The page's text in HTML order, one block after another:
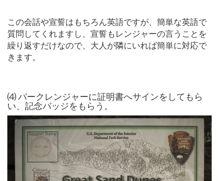
この会話や宣誓はもちろん英語ですが、簡単な英語で
質問してくれますし、宣誓もレンジャーの言うことを
繰り返すだけなので、大人が隣にいれば簡単に対応で
きます。
⑷ パークレンジャーに証明書へサインをしてもら
い、記念バッジをもらう。